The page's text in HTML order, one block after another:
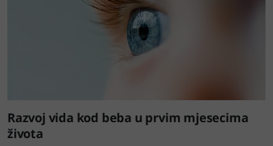
Razvoj vida kod beba u prvim mjesecima
života